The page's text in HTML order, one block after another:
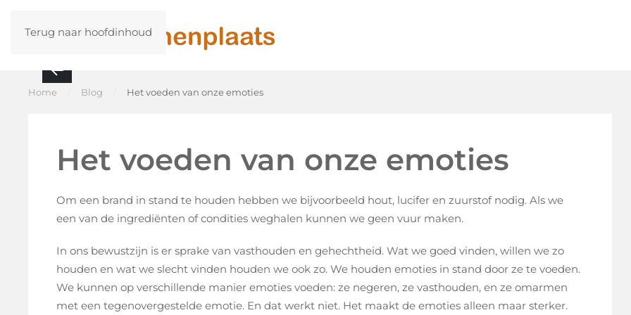
Terug naar hoofdinhoud
Home Blog Het voeden van onze emoties
Het voeden van onze emoties
Om een brand in stand te houden hebben we bijvoorbeeld hout, lucifer en zuurstof nodig. Als we
een van de ingrediënten of condities weghalen kunnen we geen vuur maken.
In ons bewustzijn is er sprake van vasthouden en gehechtheid. Wat we goed vinden, willen we zo
houden en wat we slecht vinden houden we ook zo. We houden emoties in stand door ze te voeden.
We kunnen op verschillende manier emoties voeden: ze negeren, ze vasthouden, en ze omarmen
met een tegenovergestelde emotie. En dat werkt niet. Het maakt de emoties alleen maar sterker.